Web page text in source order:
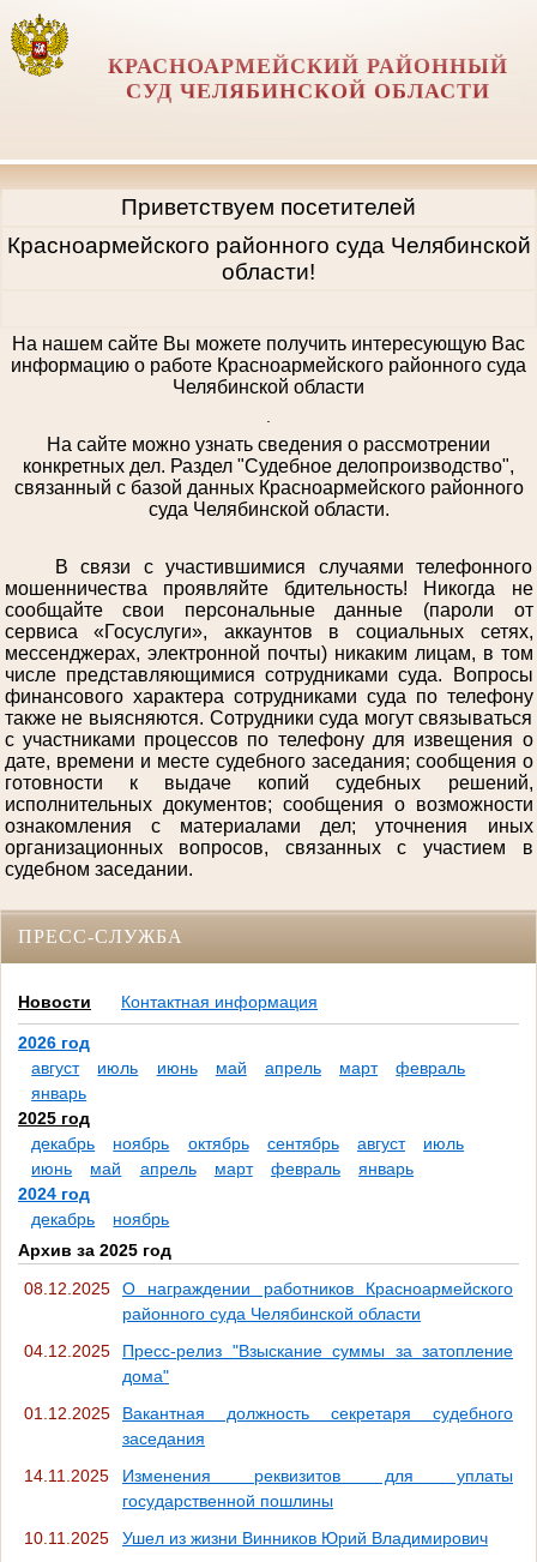
КРАСНОАРМЕЙСКИЙ РАЙОННЫЙ
СУД ЧЕЛЯБИНСКОЙ ОБЛАСТИ
Приветствуем посетителей
Красноармейского районного суда Челябинской
области!
На нашем сайте Вы можете получить интересующую Вас
информацию о работе Красноармейского районного суда
Челябинской области
На сайте можно узнать сведения о рассмотрении
конкретных дел. Раздел "Судебное делопроизводство",
связанный с базой данных Красноармейского районного
суда Челябинской области.
В связи с участившимися случаями телефонного
мошенничества проявляйте бдительность! Никогда не
сообщайте свои персональные данные (пароли от
сервиса «Госуслуги», аккаунтов в социальных сетях,
мессенджерах, электронной почты) никаким лицам, в том
числе представляющимися сотрудниками суда. Вопросы
финансового характера сотрудниками суда по телефону
также не выясняются. Сотрудники суда могут связываться
с участниками процессов по телефону для извещения о
дате, времени и месте судебного заседания; сообщения о
готовности к выдаче копий судебных решений,
исполнительных документов; сообщения о возможности
ознакомления с материалами дел; уточнения иных
организационных вопросов, связанных с участием в
судебном заседании.
ПРЕСС-СЛУЖБА
Новости Контактная информация
2026 год
август
июль июнь май апрель март
февраль
январь
2025 год
декабрь
ноябрь октябрь сентябрь август
июль
июнь
май апрель март февраль
январь
2024 год
декабрь
ноябрь
Архив за 2025 год
08.12.2025
О награждении работников Красноармейского
районного суда Челябинской области
04.12.2025
Пресс-релиз "Взыскание суммы за затопление
дома"
01.12.2025
Вакантная должность секретаря судебного
заседания
14.11.2025
Изменения реквизитов для уплаты
государственной пошлины
10.11.2025
Ушел из жизни Винников Юрий Владимирович